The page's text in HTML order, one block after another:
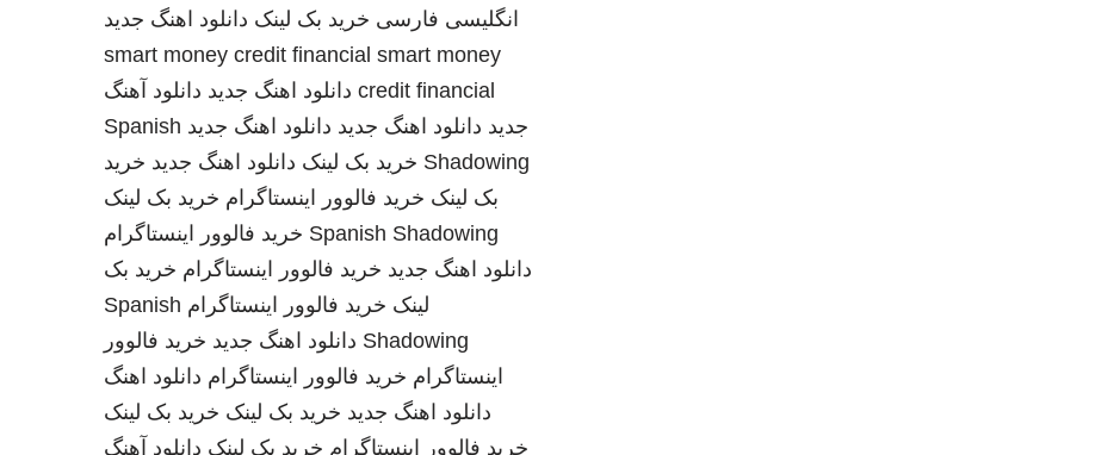
انگلیسی فارسی خرید بک لینک دانلود اهنگ جدید
smart money credit financial smart money
credit financial دانلود اهنگ جدید دانلود آهنگ
جدید دانلود اهنگ جدید دانلود اهنگ جدید Spanish
Shadowing خرید بک لینک دانلود اهنگ جدید خرید
بک لینک خرید فالوور اینستاگرام خرید بک لینک
Spanish Shadowing خرید فالوور اینستاگرام
دانلود اهنگ جدید خرید فالوور اینستاگرام خرید بک
لینک خرید فالوور اینستاگرام Spanish
Shadowing دانلود اهنگ جدید خرید فالوور
اینستاگرام خرید فالوور اینستاگرام دانلود اهنگ
دانلود اهنگ جدید خرید بک لینک خرید بک لینک
خرید فالوور اینستاگرام خرید بک لینک دانلود آهنگ